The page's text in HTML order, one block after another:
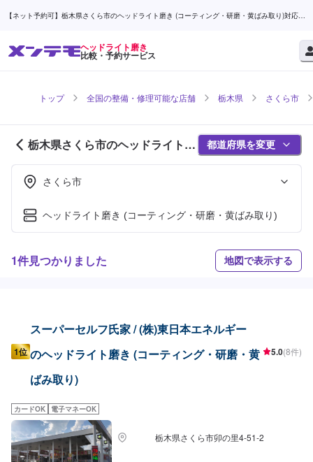
【ネット予約可】栃木県さくら市のヘッドライト磨き (コーティング・研磨・黄ばみ取り)対応店
ヘッドライト磨き
比較・予約サービス
トップ 全国の整備・修理可能な店舗 栃木県 さくら市
栃木県さくら市のヘッドライト磨
き対応店舗紹介 (1ページ目)
都道府県を変更
さくら市
ヘッドライト磨き (コーティング・研磨・黄ばみ取り)
1件見つかりました 地図で表示する
1位
スーパーセルフ氏家 / (株)東日本エネルギー
のヘッドライト磨き (コーティング・研磨・黄
ばみ取り)
5.0(8件)
カードOK 電子マネーOK
栃木県さくら市卯の里4-51-2